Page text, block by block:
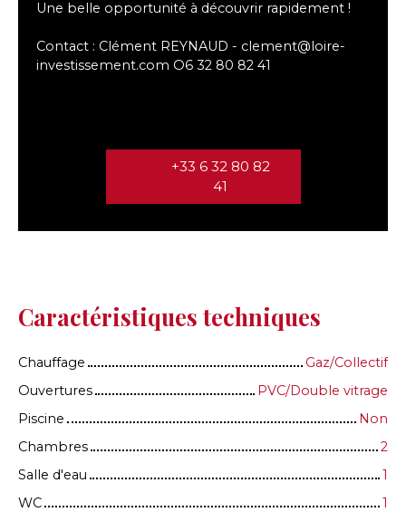
Une belle opportunité à découvrir rapidement !
Contact : Clément REYNAUD - clement@loire-
investissement.com O6 32 80 82 41
+33 6 32 80 82
41
Caractéristiques techniques
Chauffage
Gaz/Collectif
Ouvertures
PVC/Double vitrage
Piscine
Non
Chambres
2
Salle d'eau
1
WC
1